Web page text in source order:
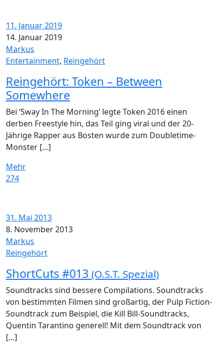
11. Januar 2019
14. Januar 2019
Markus
Entertainment, Reingehört
Reingehört: Token – Between
Somewhere
Bei ‘Sway In The Morning’ legte Token 2016 einen
derben Freestyle hin, das Teil ging viral und der 20-
Jährige Rapper aus Bosten wurde zum Doubletime-
Monster […]
Mehr
274
31. Mai 2013
8. November 2013
Markus
Reingehört
ShortCuts #013 (O.S.T. Spezial)
Soundtracks sind bessere Compilations. Soundtracks
von bestimmten Filmen sind großartig, der Pulp Fiction-
Soundtrack zum Beispiel, die Kill Bill-Soundtracks,
Quentin Tarantino generell! Mit dem Soundtrack von
[…]